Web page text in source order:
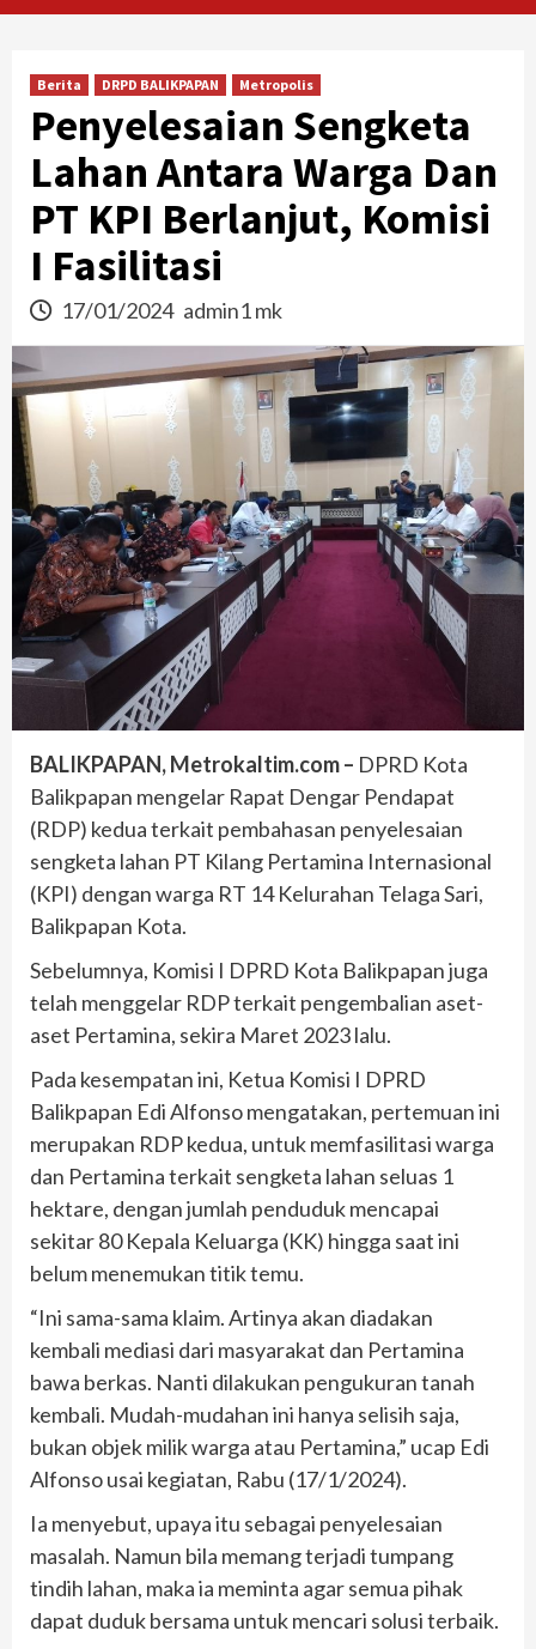
Berita DRPD BALIKPAPAN Metropolis
Penyelesaian Sengketa
Lahan Antara Warga Dan
PT KPI Berlanjut, Komisi
I Fasilitasi
17/01/2024 admin1 mk
BALIKPAPAN, Metrokaltim.com – DPRD Kota
Balikpapan mengelar Rapat Dengar Pendapat
(RDP) kedua terkait pembahasan penyelesaian
sengketa lahan PT Kilang Pertamina Internasional
(KPI) dengan warga RT 14 Kelurahan Telaga Sari,
Balikpapan Kota.
Sebelumnya, Komisi I DPRD Kota Balikpapan juga
telah menggelar RDP terkait pengembalian aset-
aset Pertamina, sekira Maret 2023 lalu.
Pada kesempatan ini, Ketua Komisi I DPRD
Balikpapan Edi Alfonso mengatakan, pertemuan ini
merupakan RDP kedua, untuk memfasilitasi warga
dan Pertamina terkait sengketa lahan seluas 1
hektare, dengan jumlah penduduk mencapai
sekitar 80 Kepala Keluarga (KK) hingga saat ini
belum menemukan titik temu.
“Ini sama-sama klaim. Artinya akan diadakan
kembali mediasi dari masyarakat dan Pertamina
bawa berkas. Nanti dilakukan pengukuran tanah
kembali. Mudah-mudahan ini hanya selisih saja,
bukan objek milik warga atau Pertamina,” ucap Edi
Alfonso usai kegiatan, Rabu (17/1/2024).
Ia menyebut, upaya itu sebagai penyelesaian
masalah. Namun bila memang terjadi tumpang
tindih lahan, maka ia meminta agar semua pihak
dapat duduk bersama untuk mencari solusi terbaik.